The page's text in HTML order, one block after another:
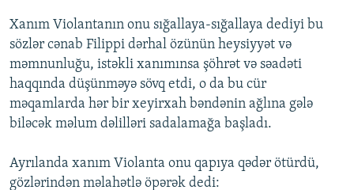
Xanım Violantanın onu sığallaya-sığallaya dediyi bu
sözlər cənab Filippi dərhal özünün heysiyyət və
məmnunluğu, istəkli xanımınsa şöhrət və səadəti
haqqında düşünməyə sövq etdi, o da bu cür
məqamlarda hər bir xeyirxah bəndənin ağlına gələ
biləcək məlum dəlilləri sadalamağa başladı.
Ayrılanda xanım Violanta onu qapıya qədər ötürdü,
gözlərindən məlahətlə öpərək dedi: